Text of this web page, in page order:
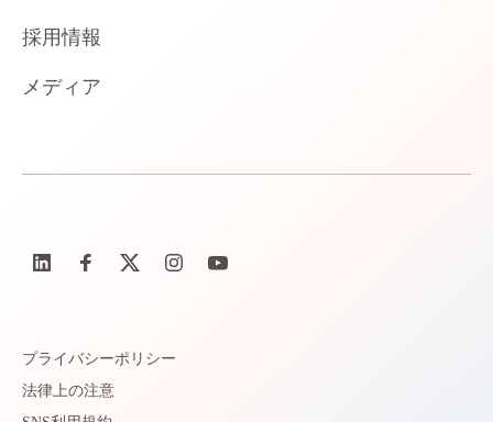
採用情報
メディア
プライバシーポリシー
法律上の注意